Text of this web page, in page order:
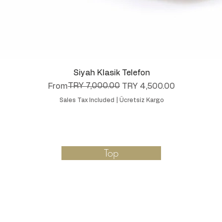
Quick View
Siyah Klasik Telefon
From
Regular Price
TRY 7,000.00 TRY 4,500.00
Sale Price
Sales Tax Included Ücretsiz Kargo
Top